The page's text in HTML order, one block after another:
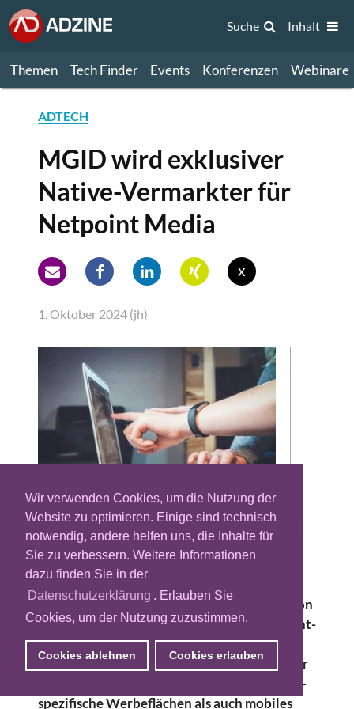
Wir verwenden Cookies, um die Nutzung der
Website zu optimieren. Einige sind technisch
notwendig, andere helfen uns, die Inhalte für
Sie zu verbessern. Weitere Informationen
dazu finden Sie in der
Datenschutzerklärung . Erlauben Sie
Cookies, um der Nutzung zuzustimmen.
Cookies ablehnen Cookies erlauben
Themen Tech Finder Events Konferenzen Webinare
Suche Inhalt
ADTECH
MGID wird exklusiver
Native-Vermarkter für
Netpoint Media
x
1. Oktober 2024 (jh)
Der Native-Advertising-Spezialist MGID hat
in Deutschland eine exklusive Partnerschaft
mit dem Digitalvermarkter Netpoint Media
Zusammenarbeit für die Monetarisierung von
zunächst rund 25 Websites aus dem Netpoint-
Portfolio verantwortlich sein und dies
kontinuierlich weiter ausbauen. Im Fokus der
Partnerschaft stehen dabei sowohl Desktop-
spezifische Werbeflächen als auch mobiles